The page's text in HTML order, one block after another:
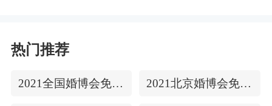
热门推荐
2021全国婚博会免费门票 2021北京婚博会免费门票